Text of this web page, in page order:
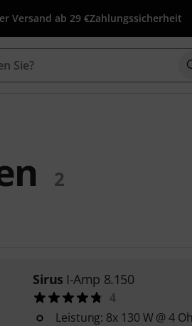
Versand ab 29 €Zahlungssicherheit
2
Sirus I-Amp 8.150
4
Leistung: 8x 130 W @ 4